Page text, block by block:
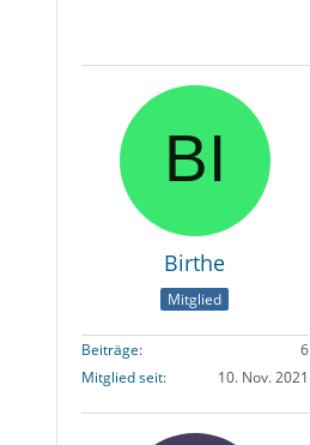
Birthe
Mitglied
Beiträge
6
Mitglied seit
10. Nov. 2021